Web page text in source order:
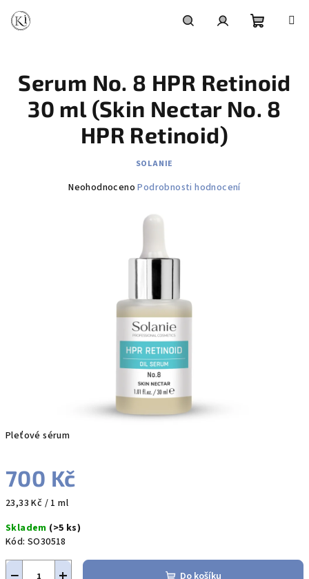
obsah
košík
Pleťové sérum
700 Kč
Měrná
23,33 Kč / 1 ml
Skladem (>5 ks)
Kód: SO30518
Do košíku
Serum No. 8 HPR Retinoid
30 ml (Skin Nectar No. 8
HPR Retinoid)
SOLANIE
Průměrné
Neohodnoceno Podrobnosti hodnocení